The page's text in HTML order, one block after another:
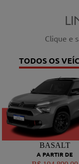
Clique e
TODOS OS
BASALT
A PARTIR DE